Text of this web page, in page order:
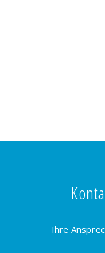
Ihre